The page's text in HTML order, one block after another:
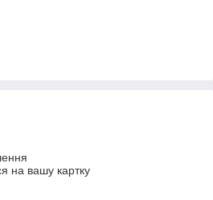
на вашу картку